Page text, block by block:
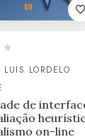
LORDELO
de
on-line